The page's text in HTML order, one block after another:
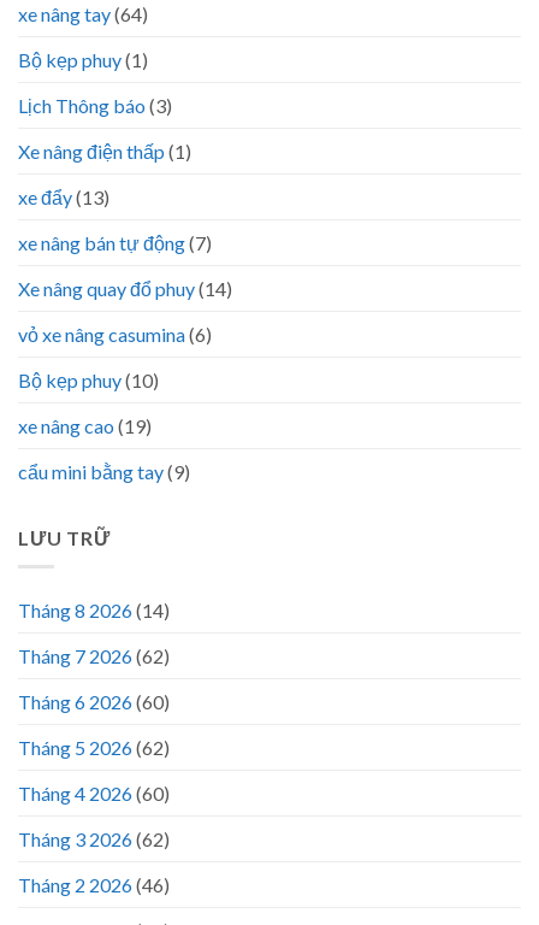
xe nâng tay(64)
Bộ kẹp phuy(1)
Lịch Thông báo (3)
Xe nâng điện thấp (1)
xe đẩy(13)
xe nâng bán tự động(7)
Xe nâng quay đổ phuy(14)
vỏ xe nâng casumina(6)
Bộ kẹp phuy(10)
xe nâng cao (19)
cẩu mini bằng tay(9)
LƯU TRỮ
Tháng 8 2026(14)
Tháng 7 2026(62)
Tháng 6 2026(60)
Tháng 5 2026(62)
Tháng 4 2026(60)
Tháng 3 2026(62)
Tháng 2 2026(46)